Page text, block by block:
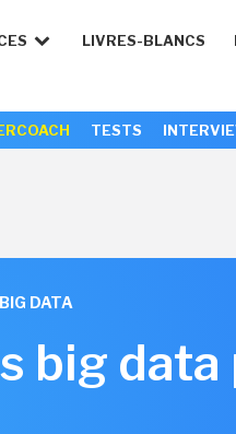
LIVRES-BLANCS
TESTS
BIG DATA
big data